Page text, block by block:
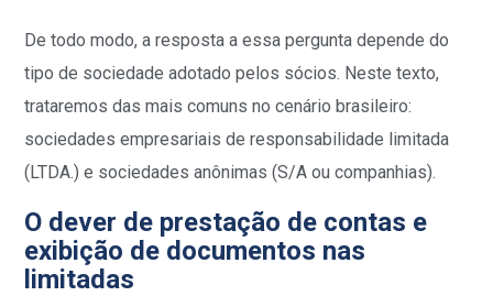
De todo modo, a resposta a essa pergunta depende do
tipo de sociedade adotado pelos sócios. Neste texto,
trataremos das mais comuns no cenário brasileiro:
sociedades empresariais de responsabilidade limitada
(LTDA.) e sociedades anônimas (S/A ou companhias).
O dever de prestação de contas e
exibição de documentos nas
limitadas